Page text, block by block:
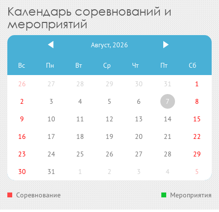
Календарь соревнований и
мероприятий
Август, 2026
Вс Пн Вт Ср Чт Пт Сб
26 27 28 29 30 31
1
2
3 4 5 6 7
8
9
10 11 12 13 14
15
16
17 18 19 20 21
22
23
24 25 26 27 28
29
30
31 1 2 3 4 5
Соревнование Мероприятия